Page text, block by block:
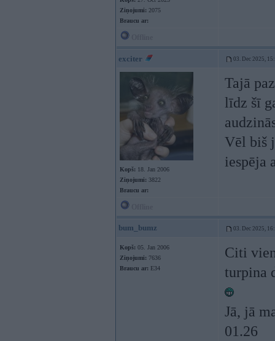
Ziņojumi: 2075
Braucu ar:
exciter 03. Dec 2025,
Kopš: 18. Jan 2006
Ziņojumi: 3822
Braucu ar:
Tajā
līdz šī
Vēl biš
iespēja
bum_bumz 03. Dec 2025,
Kopš: 05. Jan 2006
Ziņojumi: 7636
Braucu ar: E34
Citi
turpina
Jā, jā
01.26